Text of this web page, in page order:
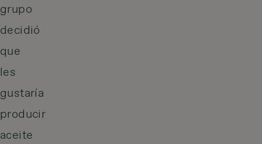
grupo
decidió
que
les
gustaría
producir
aceite